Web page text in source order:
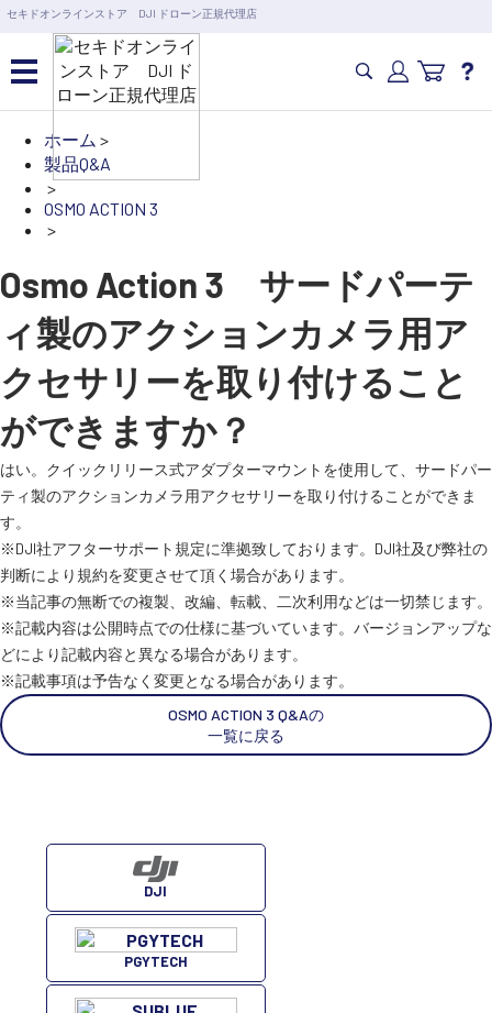
セキドオンラインストア DJI ドローン正規代理店
営業日の15時まで即日出荷
6,000円以上のご購入で送料無料！ポイント1%還元 >>
カメラドローン・生活家電
カメラ・スタビライザー
業務用ドローン・業務関連
製品
水中ドローン(ROV)・水中スクーター
RC・ロボット部品
講習会･国家資格･WEBセミナー
スペシャルコンテンツ定期配信!
サポート・Q&A / 法人・学生のお客様
取扱店舗一覧
SEKIDO 会社概要
ホーム >
製品Q&A
>
OSMO ACTION 3
>
Osmo Action 3 サードパーテ
ィ製のアクションカメラ用ア
クセサリーを取り付けること
ができますか？
はい。クイックリリース式アダプターマウントを使用して、サードパー
ティ製のアクションカメラ用アクセサリーを取り付けることができま
す。
※DJI社アフターサポート規定に準拠致しております。DJI社及び弊社の
判断により規約を変更させて頂く場合があります。
※当記事の無断での複製、改編、転載、二次利用などは一切禁じます。
※記載内容は公開時点での仕様に基づいています。バージョンアップな
どにより記載内容と異なる場合があります。
※記載事項は予告なく変更となる場合があります。
OSMO ACTION 3 Q&Aの
一覧に戻る
DJI
PGYTECH